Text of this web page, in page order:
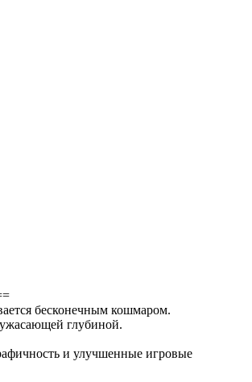
бесконечным кошмаром.
ужасающей глубиной.
и улучшенные игровые